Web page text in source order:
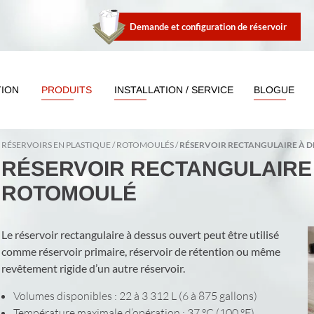
Demande et configuration de réservoir
PRODUITS INSTALLATION / SERVICE BLOGUE
RÉSERVOIRS EN PLASTIQUE ROTOMOULÉS RÉSERVOIR RECTANGULAIRE À
RÉSERVOIR
ROTOMOULÉ
Le réservoir rectangulaire à dessus ouvert peut être utilisé
comme réservoir primaire, réservoir de rétention ou même
revêtement rigide d’un autre réservoir.
Volumes disponibles : 22 à 3 312 L (6 à 875 gallons)